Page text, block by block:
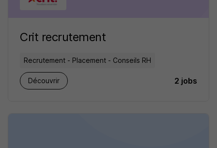
Crit recrutement
Recrutement - Placement - Conseils RH
Découvrir 2 jobs